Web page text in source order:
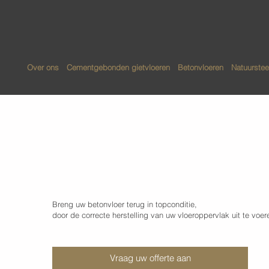
Over ons Cementgebonden gietvloeren Betonvloeren
Breng uw betonvloer terug in topconditie,
door de correcte herstelling van uw vloeroppervlak uit te
Vraag uw offerte aan